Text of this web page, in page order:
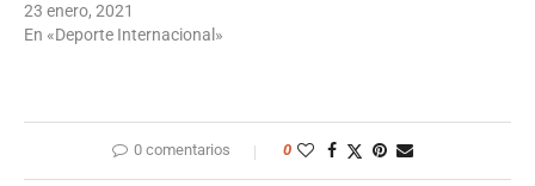
23 enero, 2021
En «Deporte Internacional»
0 comentarios 0